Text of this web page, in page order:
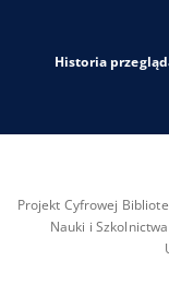
Historia
Projekt Cyfrowej
Nauki i